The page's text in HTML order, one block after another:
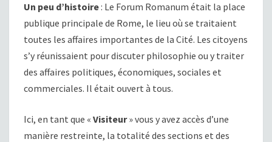
Un peu d’histoire: Le Forum Romanum était la place
publique principale de Rome, le lieu où se traitaient
toutes les affaires importantes de la Cité. Les citoyens
s’y réunissaient pour discuter philosophie ou y traiter
des affaires politiques, économiques, sociales et
commerciales. Il était ouvert à tous.
Ici, en tant que « Visiteur» vous y avez accès d’une
manière restreinte, la totalité des sections et des